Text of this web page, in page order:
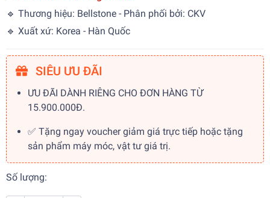
🔹 Thương hiệu: Bellstone - Phân phối bởi: CKV
🔹 Xuất xứ: Korea - Hàn Quốc
SIÊU ƯU ĐÃI
ƯU ĐÃI DÀNH RIÊNG CHO ĐƠN HÀNG TỪ
15.900.000Đ.
✅ Tặng ngay voucher giảm giá trực tiếp hoặc tặng
sản phẩm máy móc, vật tư giá trị.
Số lượng: